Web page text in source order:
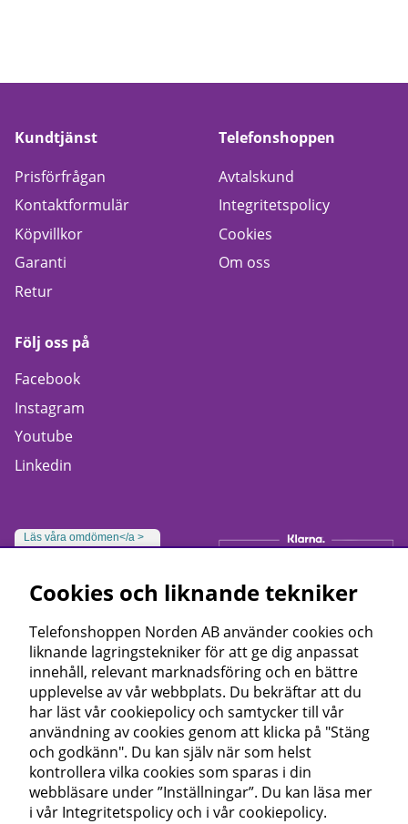
Kundtjänst
Prisförfrågan
Kontaktformulär
Köpvillkor
Garanti
Retur
Telefonshoppen
Avtalskund
Integritetspolicy
Cookies
Om oss
Följ oss på
Facebook
Instagram
Youtube
Linkedin
Läs våra omdömen</a >
Cookies och liknande tekniker
Telefonshoppen Norden AB använder cookies och
liknande lagringstekniker för att ge dig anpassat
innehåll, relevant marknadsföring och en bättre
upplevelse av vår webbplats. Du bekräftar att du
har läst vår cookiepolicy och samtycker till vår
användning av cookies genom att klicka på "Stäng
och godkänn". Du kan själv när som helst
kontrollera vilka cookies som sparas i din
webbläsare under ”Inställningar”. Du kan läsa mer
i vår Integritetspolicy och i vår cookiepolicy.